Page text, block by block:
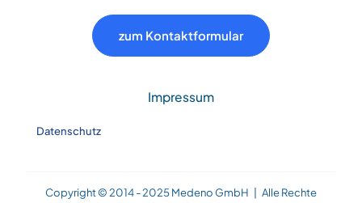
zum Kontaktformular
Impressum
Datenschutz
Copyright © 2014 - 2025 Medeno GmbH | Alle Rechte